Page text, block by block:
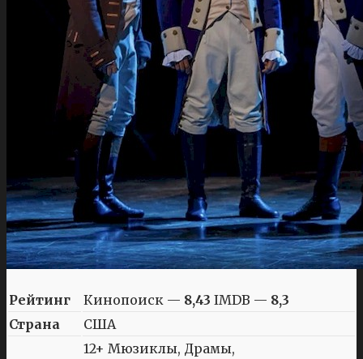
Рейтинг Кинопоиск — 8,43 IMDB — 8,3
Страна
США
12+ Мюзиклы, Драмы,